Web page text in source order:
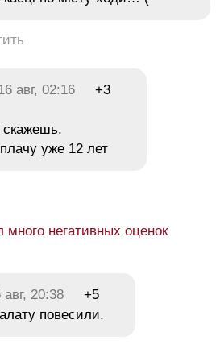
авг, 02:16
+3
уже 12 лет
негативных оценок
авг, 20:38
+5
повесили.